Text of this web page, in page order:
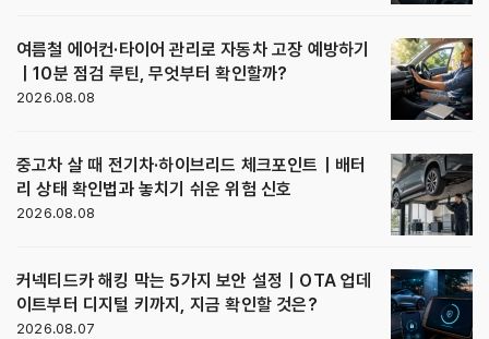
여름철 에어컨·타이어 관리로 자동차 고장 예방하기
｜10분 점검 루틴, 무엇부터 확인할까?
2026.08.08
중고차 살 때 전기차·하이브리드 체크포인트｜배터
리 상태 확인법과 놓치기 쉬운 위험 신호
2026.08.08
커넥티드카 해킹 막는 5가지 보안 설정｜OTA 업데
이트부터 디지털 키까지, 지금 확인할 것은?
2026.08.07